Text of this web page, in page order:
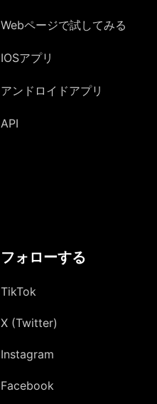
Webページで試してみる
IOSアプリ
アンドロイドアプリ
API
フォローする
TikTok
X (Twitter)
Instagram
Facebook